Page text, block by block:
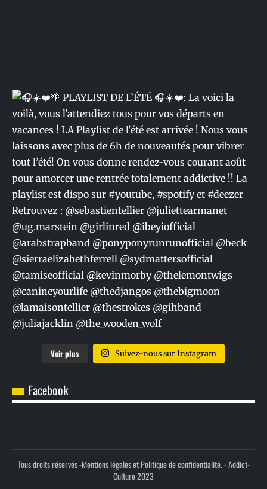
Voir plus Suivez-nous sur Instagram
Facebook
Tous droits réservés -Mentions légales et Politique de confidentialité.- Addict-
Culture 2023